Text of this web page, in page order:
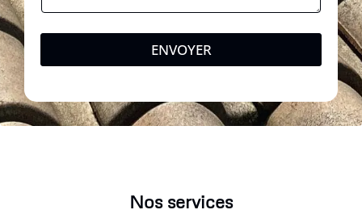
ENVOYER
Nos services